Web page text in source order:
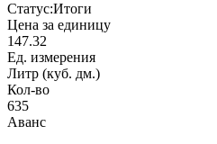
Статус:Итоги
Цена за единицу
147.32
Ед. измерения
Литр (куб. дм.)
Кол-во
635
Аванс